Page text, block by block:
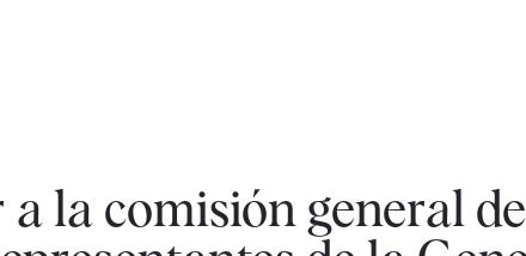
a la comisión general